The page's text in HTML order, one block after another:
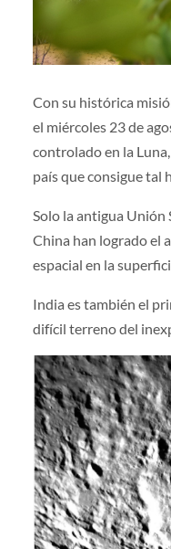
Con su histórica
el miércoles 23 de
controlado en la
país que consigue tal
Solo la antigua Unión
China han logrado el
espacial en la
India es también el
difícil terreno del